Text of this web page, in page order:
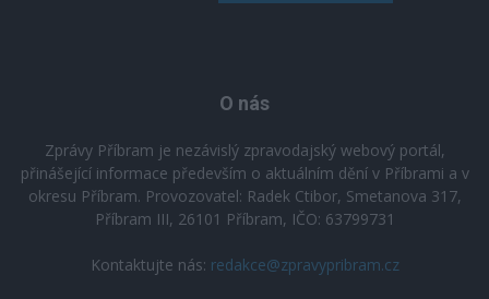
O nás
Zprávy Příbram je nezávislý zpravodajský webový portál,
přinášející informace především o aktuálním dění v Příbrami a v
okresu Příbram. Provozovatel: Radek Ctibor, Smetanova 317,
Příbram III, 26101 Příbram, IČO: 63799731
Kontaktujte nás: redakce@zpravypribram.cz